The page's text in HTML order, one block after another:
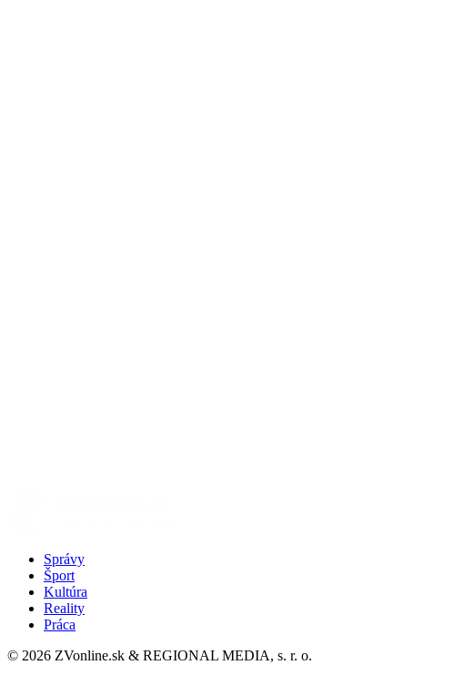
Správy
Šport
Kultúra
Reality
Práca
© 2026 ZVonline.sk & REGIONAL MEDIA, s. r. o.